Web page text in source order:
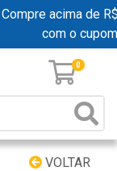
Compre acima de
com o
0
VOLTAR